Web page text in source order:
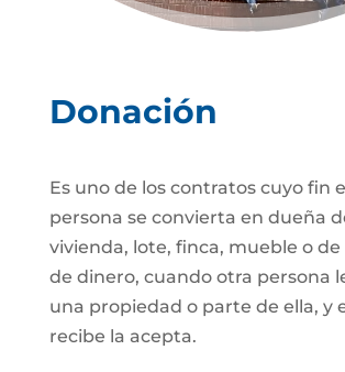
Donación
Es uno de los contratos cuyo fin
persona se convierta en dueña
vivienda, lote, finca, mueble o
de dinero, cuando otra persona
una propiedad o parte de ella, y
recibe la acepta.